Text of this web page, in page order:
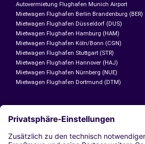
Autovermietung Flughafen Munich Airport
Mietwagen Flughafen Berlin Brandenburg (BER)
Mietwagen Flughafen Düsseldorf (DUS)
Mietwagen Flughafen Hamburg (HAM)
Mietwagen Flughafen Köln/Bonn (CGN)
Mietwagen Flughafen Stuttgart (STR)
Mietwagen Flughafen Hannover (HAJ)
Mietwagen Flughafen Nürnberg (NUE)
Mietwagen Flughafen Dortmund (DTM)
CARSHARING
UNSERE STÄDTE